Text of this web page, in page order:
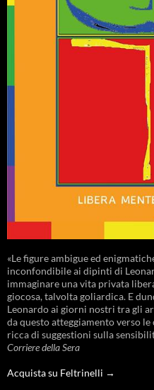
«Le figure ambigue ed
inconfondibile ai dipinti di
immaginare una vita privata
giocosa, talvolta goliardica. E
Leonardo ai giorni nostri tra gli
da questo atteggiamento verso le
ricca di suggestioni sulla
Corriere della Sera
Acquista su Feltrinelli →